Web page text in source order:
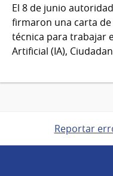
El 8 de junio
firmaron una carta
técnica para trabajar
Artificial (IA),
Reportar